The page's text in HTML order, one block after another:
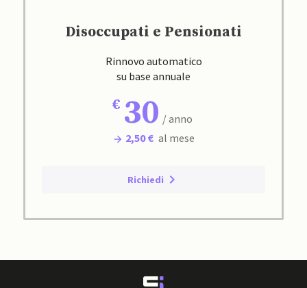
Disoccupati e Pensionati
Rinnovo automatico
su base annuale
30 / anno
2,50 € al mese
Richiedi